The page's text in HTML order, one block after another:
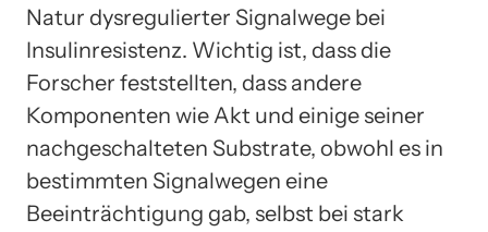
Natur dysregulierter Signalwege bei
Insulinresistenz. Wichtig ist, dass die
Forscher feststellten, dass andere
Komponenten wie Akt und einige seiner
nachgeschalteten Substrate, obwohl es in
bestimmten Signalwegen eine
Beeinträchtigung gab, selbst bei stark